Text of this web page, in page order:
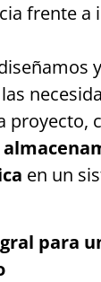
frente a
proyecto,
en un
para